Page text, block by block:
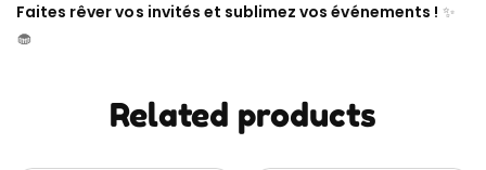
Faites rêver vos invités et sublimez vos événements ! ✨
🧁
Related products